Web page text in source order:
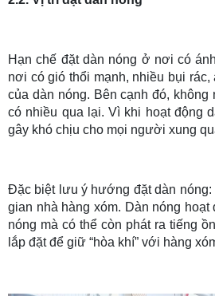
Hạn chế đặt dàn nóng ở nơi có
nơi có gió thổi mạnh, nhiều bụi
của dàn nóng. Bên cạnh đó,
có nhiều qua lại. Vì khi hoạt động
gây khó chịu cho mọi người xung
Đặc biệt lưu ý hướng đặt dàn
gian nhà hàng xóm. Dàn nóng
nóng mà có thể còn phát ra tiếng
lắp đặt để giữ “hòa khí” với hàng